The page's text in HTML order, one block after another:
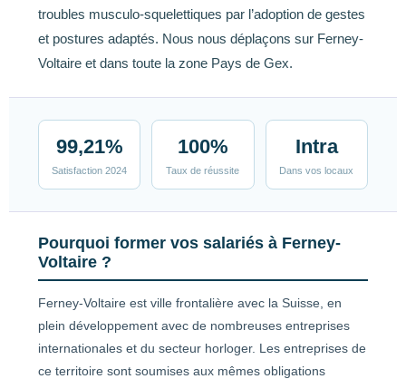
troubles musculo-squelettiques par l’adoption de gestes
et postures adaptés. Nous nous déplaçons sur Ferney-
Voltaire et dans toute la zone Pays de Gex.
99,21%
Satisfaction 2024
100%
Taux de réussite
Intra
Dans vos locaux
Pourquoi former vos salariés à Ferney-
Voltaire ?
Ferney-Voltaire est ville frontalière avec la Suisse, en
plein développement avec de nombreuses entreprises
internationales et du secteur horloger. Les entreprises de
ce territoire sont soumises aux mêmes obligations